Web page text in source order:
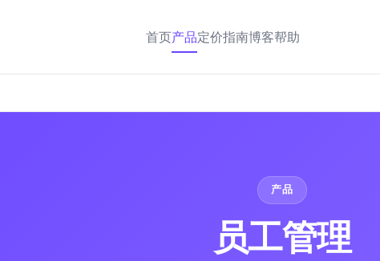
首页产品定价指南博客帮助
产品
员工管理